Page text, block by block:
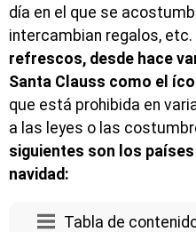
día en el que se
intercambian regalos, etc.
refrescos, desde hace
Santa Clauss como el
que está prohibida en
a las leyes o las
siguientes son los
navidad:
Tabla de